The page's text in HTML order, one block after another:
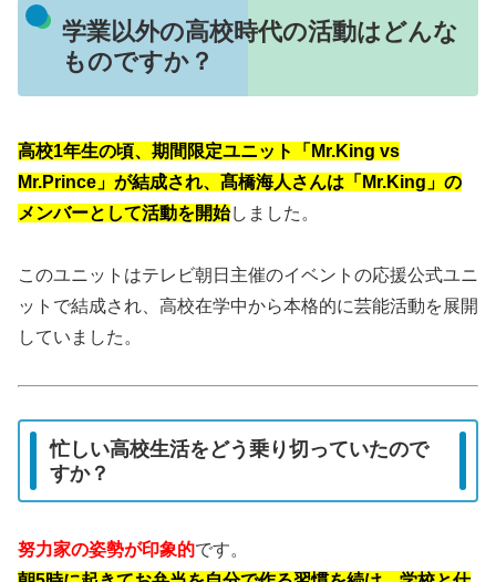
学業以外の高校時代の活動はどんな
ものですか？
高校1年生の頃、期間限定ユニット「Mr.King vs
Mr.Prince」が結成され、髙橋海人さんは「Mr.King」の
メンバーとして活動を開始しました。
このユニットはテレビ朝日主催のイベントの応援公式ユニ
ットで結成され、高校在学中から本格的に芸能活動を展開
していました。
忙しい高校生活をどう乗り切っていたので
すか？
努力家の姿勢が印象的です。